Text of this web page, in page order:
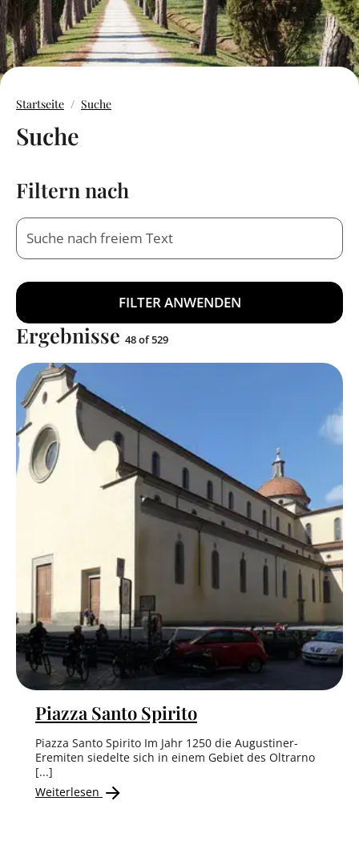
Startseite Suche
Suche
Filtern nach
Suchbegriff
Ergebnisse 48 of 529
Piazza Santo Spirito
Piazza Santo Spirito Im Jahr 1250 die Augustiner-
Eremiten siedelte sich in einem Gebiet des Oltrarno
[...]
Weiterlesen